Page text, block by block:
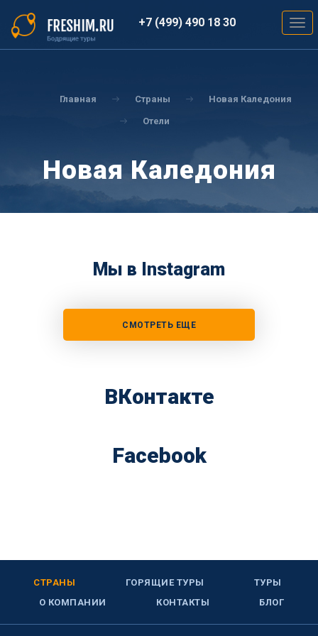
основному
содержанию
+7 (499) 490 18 30
Главная Страны Новая Каледония
Отели
Новая Каледония
Мы в Instagram
СМОТРЕТЬ ЕЩЕ
ВКонтакте
Facebook
СТРАНЫ ГОРЯЩИЕ ТУРЫ
ТУРЫ
О КОМПАНИИ
КОНТАКТЫ БЛОГ